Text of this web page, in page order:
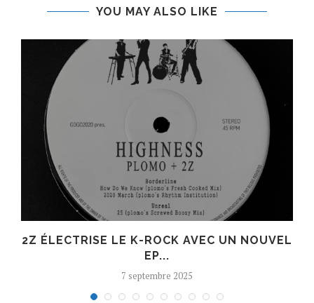
YOU MAY ALSO LIKE
2Z ÉLECTRISE LE K-ROCK AVEC UN NOUVEL
EP...
7 septembre 2025